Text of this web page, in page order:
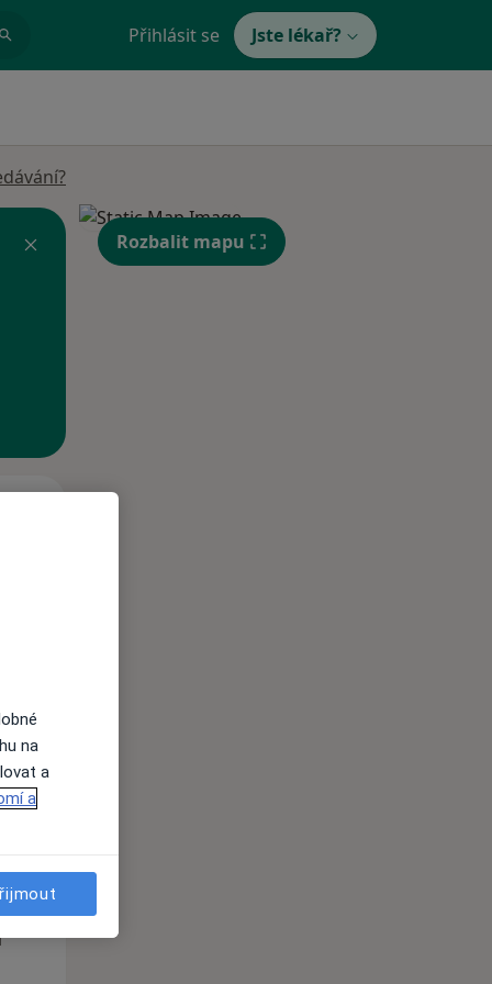
Přihlásit se Jste lékař?
Rozbalit mapu
na
a
a